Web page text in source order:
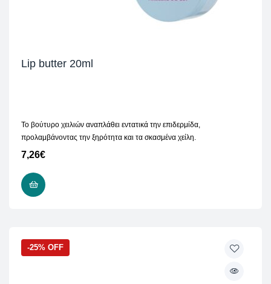
Lip butter 20ml
Το βούτυρο χειλιών αναπλάθει εντατικά την επιδερμίδα,
προλαμβάνοντας την ξηρότητα και τα σκασμένα χείλη.
7,26€
-25% OFF